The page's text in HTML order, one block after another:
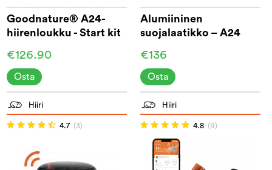
Goodnature® A24-
hiirenloukku - Start kit
€126.90
Osta
Alumiininen
suojalaatikko – A24
€136
Osta
Hiiri
4.7 (3)
Hiiri
4.8 (9)